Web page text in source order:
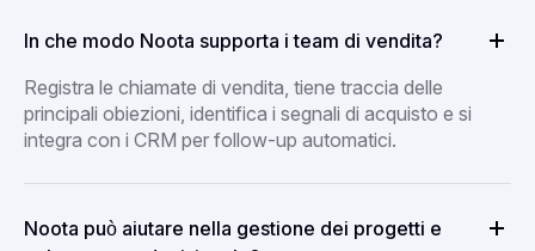
In che modo Noota supporta i team di vendita?
Registra le chiamate di vendita, tiene traccia delle
principali obiezioni, identifica i segnali di acquisto e si
integra con i CRM per follow-up automatici.
Noota può aiutare nella gestione dei progetti e